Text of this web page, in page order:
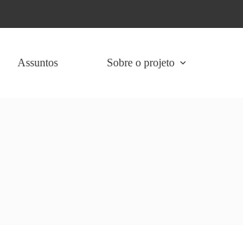
Assuntos Sobre o projeto